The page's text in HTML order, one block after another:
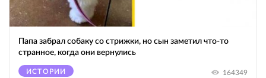
Папа забрал собаку со стрижки, но сын заметил что-то
странное, когда они вернулись
ИСТОРИИ 164349